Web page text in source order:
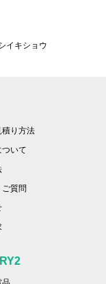
イキショウ
積り方法
いて
質問